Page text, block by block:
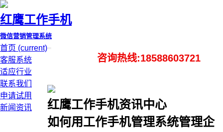
红鹰工作手机
微信营销管理系统
首页 (current)
客服系统
适应行业
联系我们
申请试用
新闻资讯
咨询热线:18588603721
红鹰工作手机资讯中心
如何用工作手机管理系统管理企